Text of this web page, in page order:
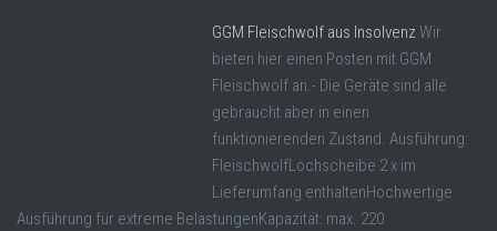
GGM Fleischwolf aus InsolvenzWir
bieten hier einen Posten mit GGM
Fleischwolf an.- Die Geräte sind alle
gebraucht aber in einen
funktionierenden Zustand. Ausführung:
FleischwolfLochscheibe 2 x im
Lieferumfang enthaltenHochwertige
Ausführung für extreme BelastungenKapazität: max. 220